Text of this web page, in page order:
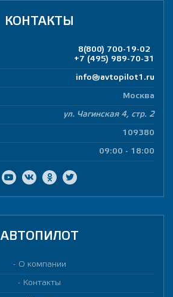
КОНТАКТЫ
8(800) 700-19-02
+7 (495) 989-70-31
info@avtopilot1.ru
Москва
ул. Чагинская 4, стр. 2
109380
09:00 - 18:00
АВТОПИЛОТ
О компании
Контакты